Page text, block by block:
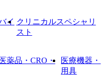
イ クリニカルスペシャリ
スト
薬品・CRO・
医療機器・
用具